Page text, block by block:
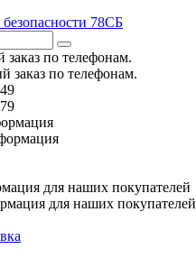
заказ по телефонам.
для наших покупателей